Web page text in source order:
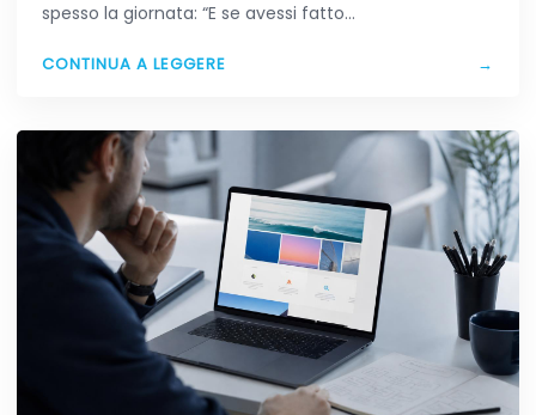
spesso la giornata: “E se avessi fatto…
CONTINUA A LEGGERE →